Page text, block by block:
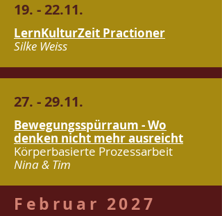
19. - 22.11.
LernKulturZeit Practioner
Silke Weiss
27. - 29.11.
Bewegungsspürraum - Wo
denken nicht mehr ausreicht
Körperbasierte Prozessarbeit
Nina & Tim
Februar 2027